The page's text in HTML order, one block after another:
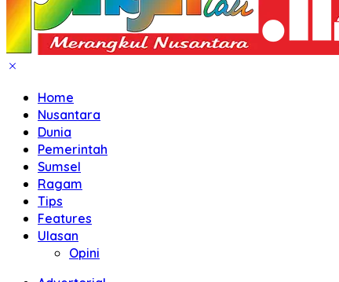
Home
Nusantara
Dunia
Pemerintah
Sumsel
Ragam
Tips
Features
Ulasan
Opini